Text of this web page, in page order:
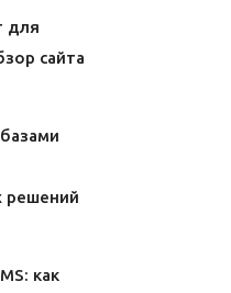
для
сайта
решений
как